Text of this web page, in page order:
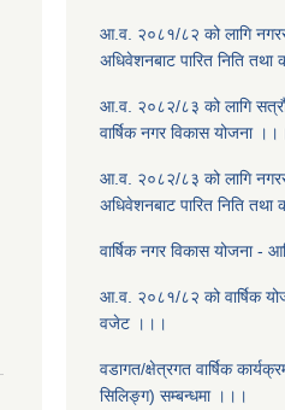
आ.व. २०८१/८२ को लागि
अधिवेशनबाट पारित निति तथा
आ.व. २०८२/८३ को लागि
वार्षिक नगर विकास योजना
आ.व. २०८२/८३ को लागि
अधिवेशनबाट पारित निति तथा
वार्षिक नगर विकास योजना -
आ.व. २०८१/८२ को वार्षिक
वजेट ।।।
वडागत/क्षेत्रगत वार्षिक
सिलिङ्ग) सम्बन्धमा ।।।